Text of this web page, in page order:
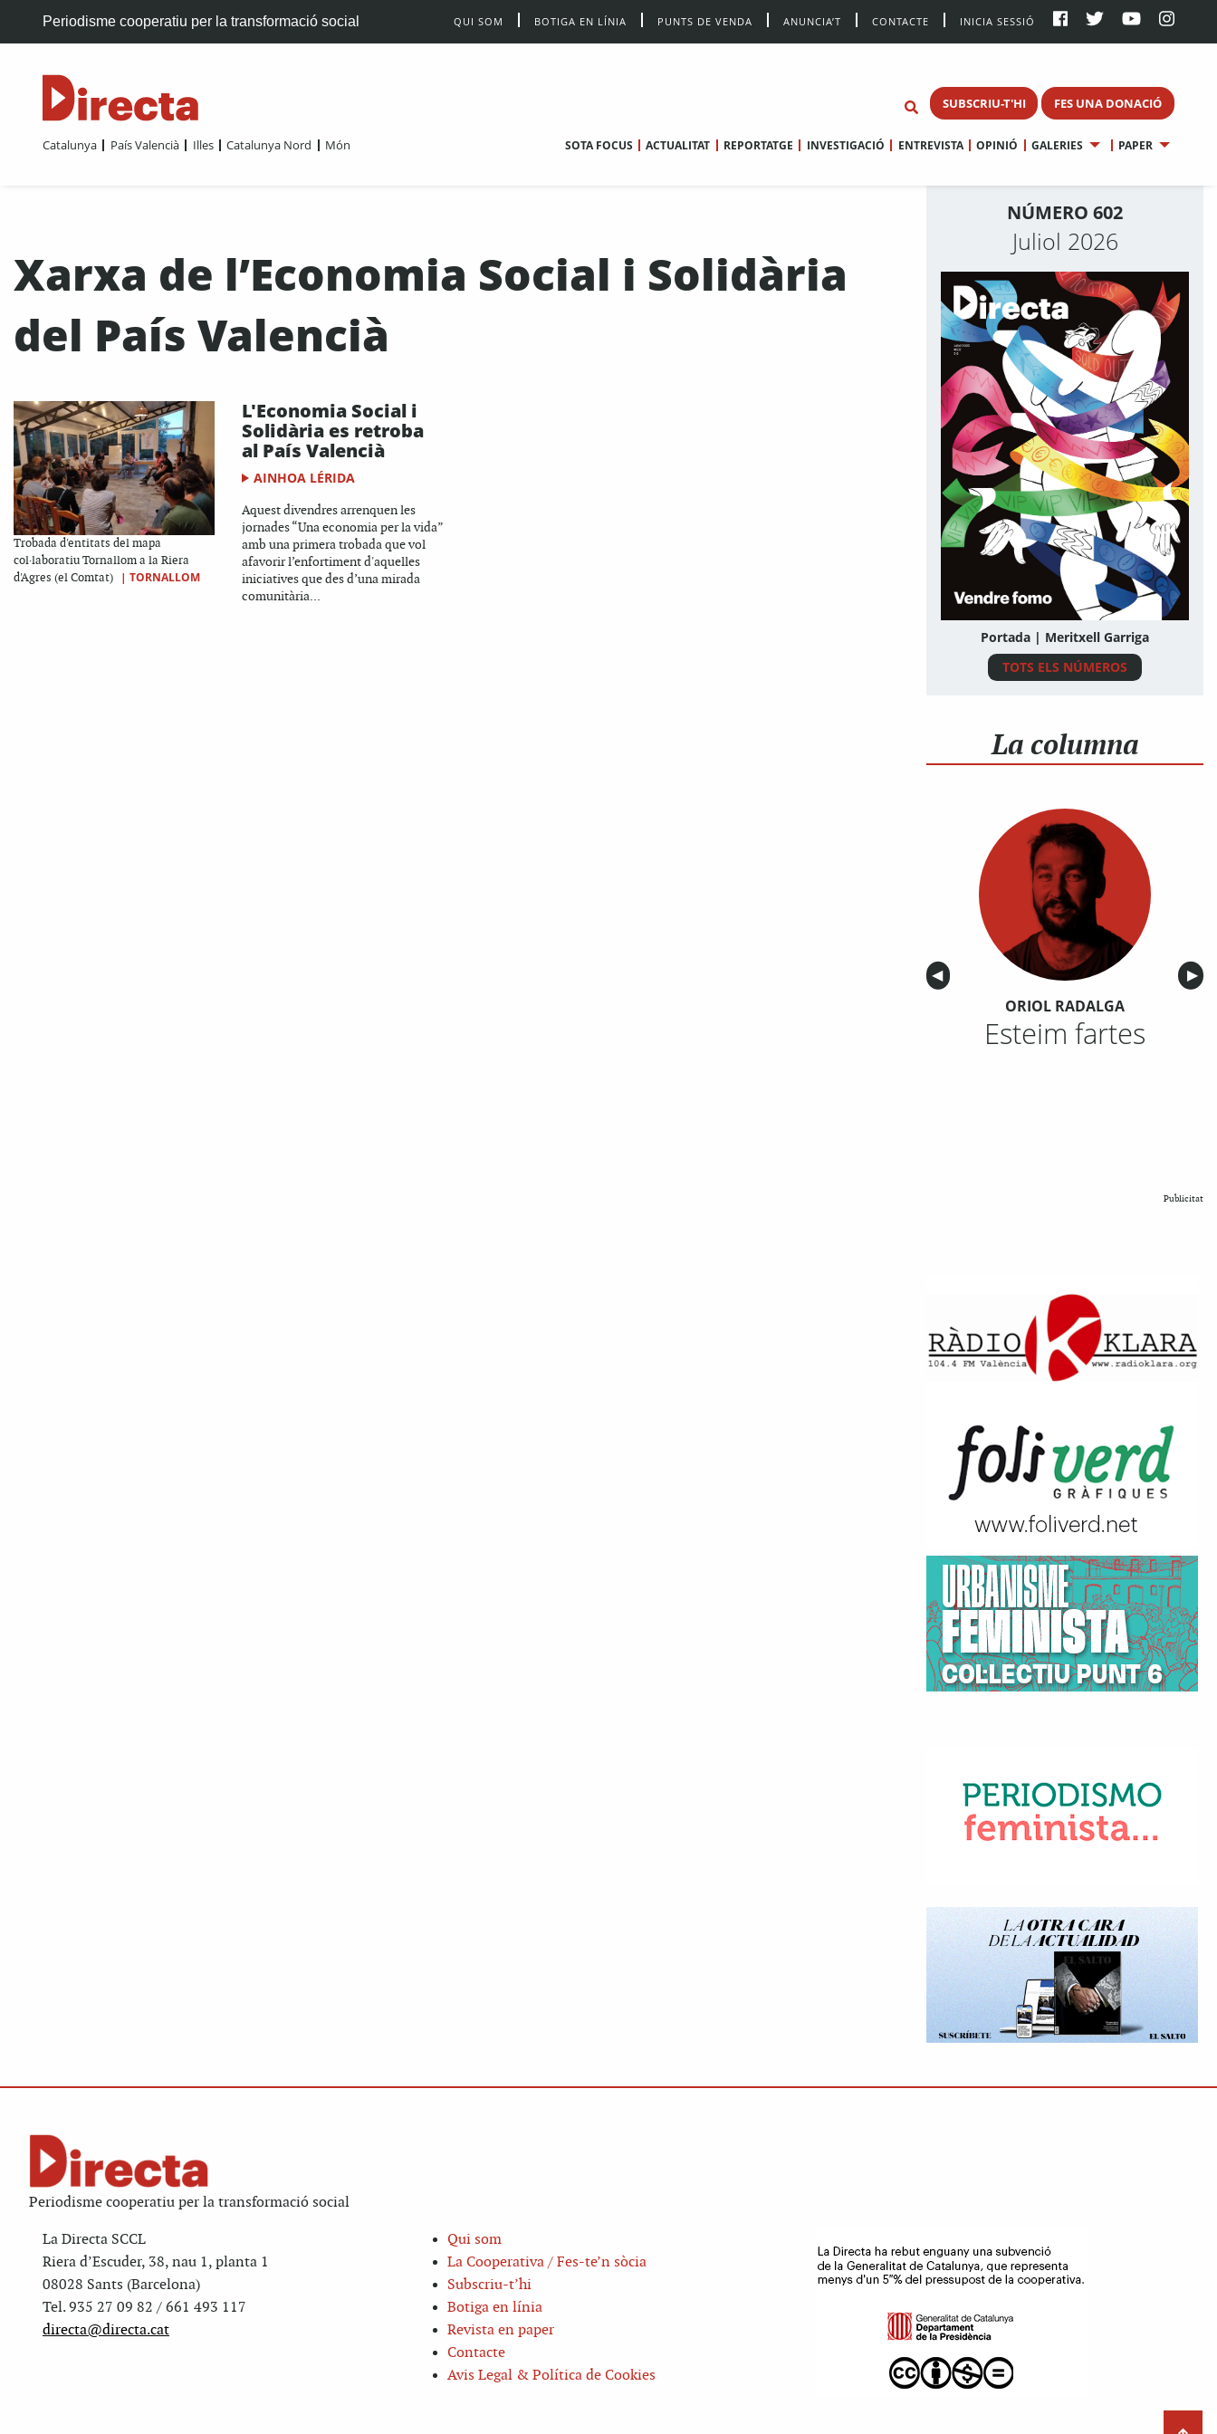
Periodisme cooperatiu per la transformació social QUI SOM BOTIGA EN LÍNIA PUNTS DE VENDA ANUNCIA’T CONTACTE INICIA SESSIÓ
SUBSCRIU-T'HI FES UNA DONACIÓ
Catalunya País Valencià Illes Catalunya Nord Món SOTA FOCUS ACTUALITAT REPORTATGE INVESTIGACIÓ ENTREVISTA OPINIÓ GALERIES PAPER
Xarxa de l’Economia Social i Solidària
del País Valencià
Trobada d'entitats del mapa
col·laboratiu Tornallom a la Riera
d'Agres (el Comtat)
| TORNALLOM
L'Economia Social i
Solidària es retroba
al País Valencià
AINHOA LÉRIDA
Aquest divendres arrenquen les
jornades “Una economia per la vida”
amb una primera trobada que vol
afavorir l’enfortiment d'aquelles
iniciatives que des d’una mirada
comunitària...
NÚMERO 602
Juliol 2026
Portada | Meritxell Garriga
TOTS ELS NÚMEROS
La columna
Anterior
◀︎ ▶︎
ORIOL RADALGA
Esteim fartes
Publicitat
Periodisme cooperatiu per la transformació social
La Directa SCCL
Riera d’Escuder, 38, nau 1, planta 1
08028 Sants (Barcelona)
Tel. 935 27 09 82 / 661 493 117
directa@directa.cat
Qui som
La Cooperativa / Fes-te’n sòcia
Subscriu-t’hi
Botiga en línia
Revista en paper
Contacte
Avis Legal & Política de Cookies